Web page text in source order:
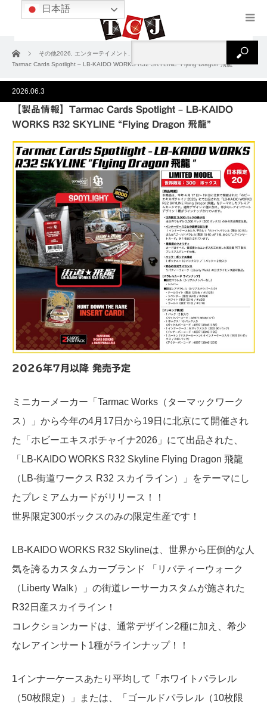
ホーム その他2026 エンターテイメント
【製品情報】
Tarmac Cards Spotlight – LB-KAIDO WORKS R32 SKYLINE “Flying Dragon 飛龍”
2026.06.3
【製品情報】Tarmac Cards Spotlight – LB-KAIDO
WORKS R32 SKYLINE “Flying Dragon 飛龍”
2026年7月以降 発売予定
ミニカーメーカー「Tarmac Works（ターマックワーク
ス）」から今年の4月17日から19日に北京にて開催され
た「ホビーエキスポチャイナ2026」にて出品された、
「LB-KAIDO WORKS R32 Skyline Flying Dragon 飛龍
（LB-街道ワークス R32 スカイライン）」をテーマにし
たプレミアムカードがリリース！！
世界限定300ボックスのみの限定生産です！
LB-KAIDO WORKS R32 Skylineは、世界から圧倒的な人
気を誇るカスタムカーブランド 「リバティーウォーク
（Liberty Walk）」の街道レーサーカスタムが施された
R32日産スカイライン！
コレクションカードは、通常デザイン2種に加え、希少
なレアインサート1種がラインナップ！！
1インナーケースあたり平均して「ホワイトパラレル
（50枚限定）」または、「ゴールドパラレル（10枚限
日本語